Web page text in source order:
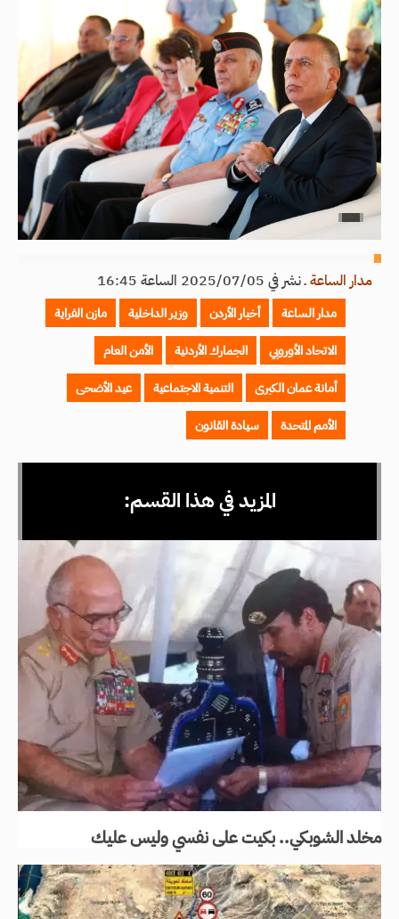
مدار الساعةـنشر في 2025/07/05 الساعة 16:45
مدار الساعة أخبار الأردن وزير الداخلية
مازن الفراية
الاتحاد الأوروبي
الجمارك الأردنية
الأمن العام
أمانة عمان الكبرى
التنمية الاجتماعية
عيد الأضحى
الأمم المتحدة
سيادة القانون
المزيد في هذا القسم:
مخلد الشوبكي.. بكيت على نفسي وليس عليك